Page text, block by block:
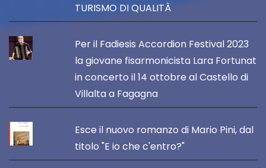
TURISMO DI QUALITÀ
Per il Fadiesis Accordion Festival 2023
la giovane fisarmonicista Lara Fortunat
in concerto il 14 ottobre al Castello di
Villalta a Fagagna
Esce il nuovo romanzo di Mario Pini, dal
titolo "E io che c'entro?"